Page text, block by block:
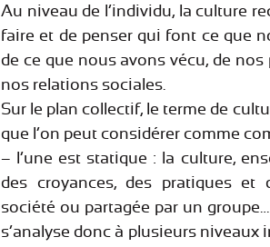
Au niveau de l’individu, la culture
faire et de penser qui font ce que
de ce que nous avons vécu, de
nos relations sociales.
Sur le plan collectif, le terme de
que l’on peut considérer comme
– l’une est statique : la culture,
des croyances, des pratiques
société ou partagée par un
s’analyse donc à plusieurs